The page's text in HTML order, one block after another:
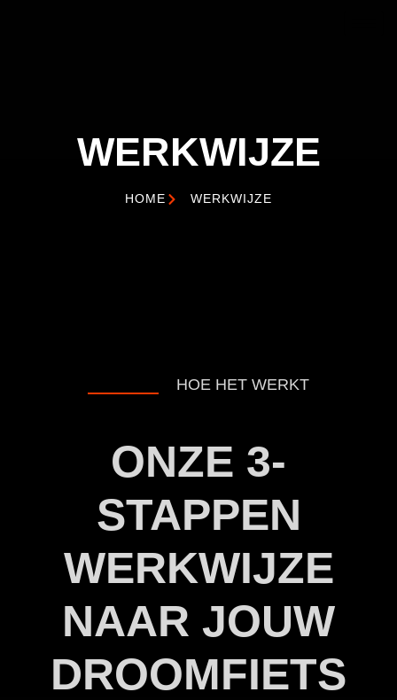
WERKWIJZE
HOME WERKWIJZE
HOE HET WERKT
ONZE 3-
STAPPEN
WERKWIJZE
NAAR JOUW
DROOMFIETS